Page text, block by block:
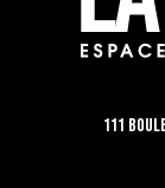
111